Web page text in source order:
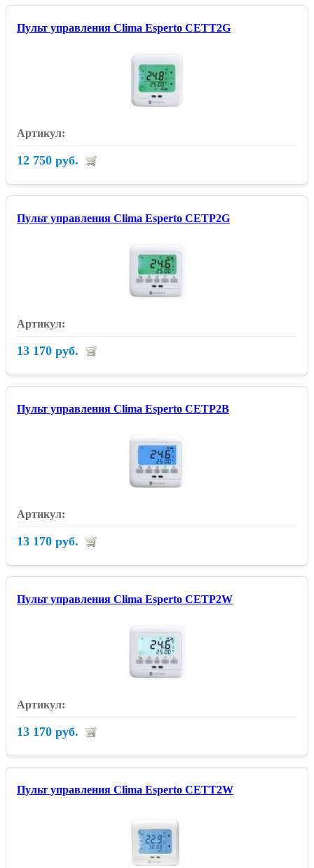
Пульт управления Clima Esperto CETT2G
12 750 руб.
Пульт управления Clima Esperto CETP2G
13 170 руб.
Пульт управления Clima Esperto CETP2B
13 170 руб.
Пульт управления Clima Esperto CETP2W
13 170 руб.
Пульт управления Clima Esperto CETT2W